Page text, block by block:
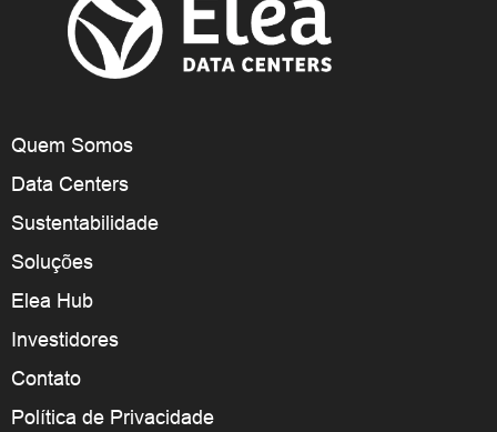
Quem Somos
Data Centers
Sustentabilidade
Soluções
Elea Hub
Investidores
Contato
Política de Privacidade